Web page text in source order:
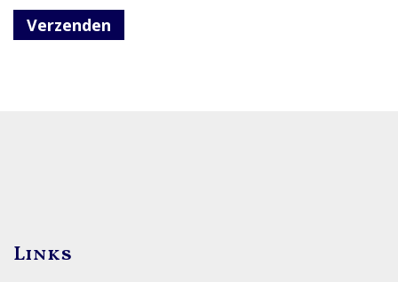
Verzenden
Links